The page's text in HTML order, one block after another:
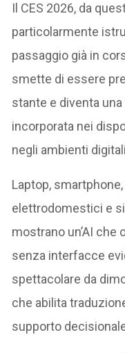
Il CES 2026, da
particolarmente
passaggio già in
smette di essere
stante e diventa una
incorporata nei
negli ambienti
Laptop,
elettrodomestici e
mostrano un’AI che
senza interfacce
spettacolare da
che abilita
supporto